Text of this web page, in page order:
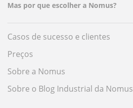
Mas por que escolher a Nomus?
Casos de sucesso e clientes
Preços
Sobre a Nomus
Sobre o Blog Industrial da Nomus